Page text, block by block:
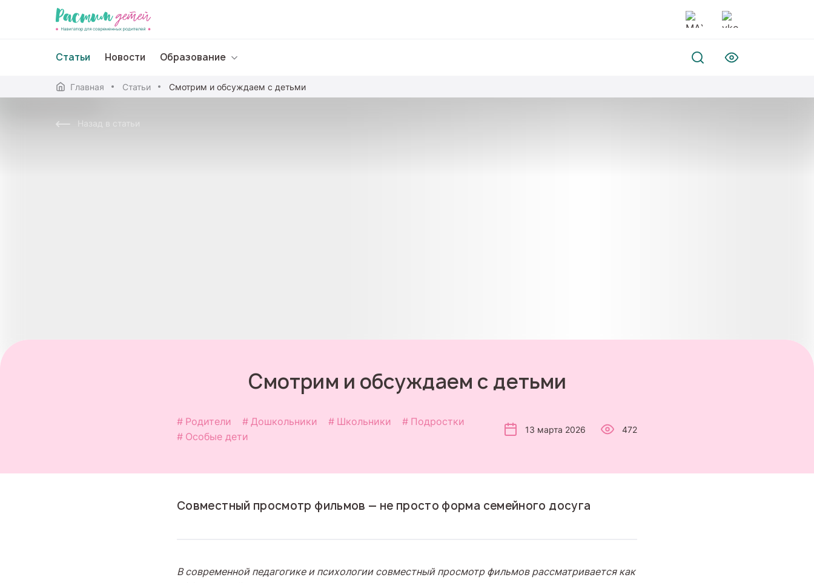
Статьи Новости Образование
Главная Статьи Смотрим и обсуждаем с детьми
Назад в статьи
Смотрим и обсуждаем с детьми
Родители Дошкольники Школьники
Подростки
Особые дети
13 марта 2026 472
Совместный просмотр фильмов — не просто форма семейного досуга
В современной педагогике и психологии совместный просмотр фильмов рассматривается как